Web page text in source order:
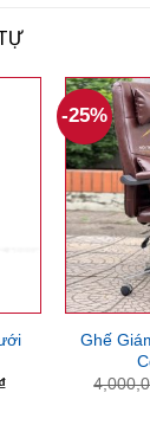
Giá
-25%
Ghế